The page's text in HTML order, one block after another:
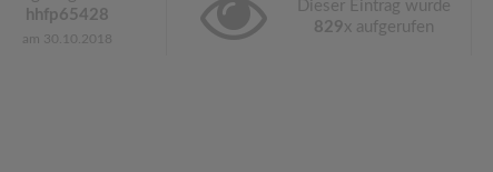
hhfp65428
am 30.10.2018
Dieser Eintrag wurde
829x aufgerufen